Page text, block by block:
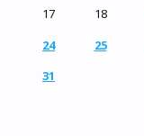
17
18
24
25
31